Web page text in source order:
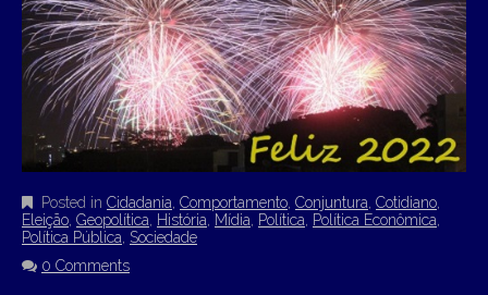
Posted in Cidadania, Comportamento, Conjuntura, Cotidiano,
Eleição, Geopolítica, História, Mídia, Política, Política Econômica,
Política Pública, Sociedade
0 Comments